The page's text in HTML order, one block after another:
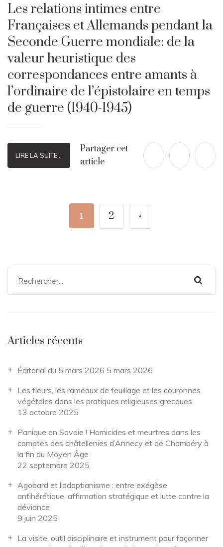
Les relations intimes entre
Françaises et Allemands pendant la
Seconde Guerre mondiale: de la
valeur heuristique des
correspondances entre amants à
l’ordinaire de l’épistolaire en temps
de guerre (1940-1945)
LIRE LA SUITE...
Partager cet
article
1 2 »
Articles récents
Éditorial du 5 mars 2026 5 mars 2026
Les fleurs, les rameaux de feuillage et les couronnes
végétales dans les pratiques religieuses grecques
13 octobre 2025
Panique en Savoie ! Homicides et meurtres dans les
comptes des châtellenies d’Annecy et de Chambéry à
la fin du Moyen Âge
22 septembre 2025
Agobard et l’adoptianisme : entre exégèse
antihérétique, affirmation stratégique et lutte contre la
déviance
9 juin 2025
La visite, outil disciplinaire et instrument pour façonner